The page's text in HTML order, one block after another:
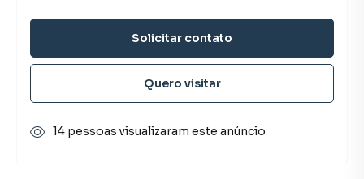
Solicitar contato
Quero visitar
14 pessoas visualizaram este anúncio